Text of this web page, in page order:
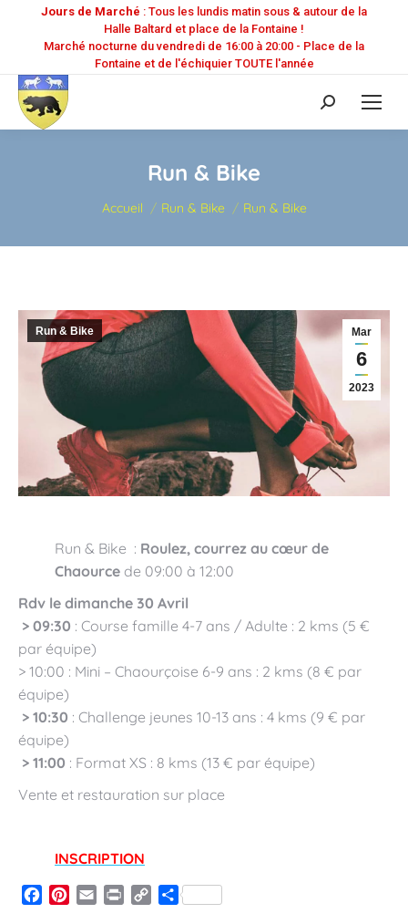
Jours de Marché : Tous les lundis matin sous & autour de la
Halle Baltard et place de la Fontaine !
Marché nocturne du vendredi de 16:00 à 20:00 - Place de la
Fontaine et de l'échiquier TOUTE l'année
Recherche
:
Run & Bike
Vous êtes ici :
Accueil Run & Bike Run & Bike
Mar
6
2023
Run & Bike
Run & Bike : Roulez, courrez au cœur de
Chaource de 09:00 à 12:00
Rdv le dimanche 30 Avril
> 09:30 : Course famille 4-7 ans / Adulte : 2 kms (5 €
par équipe)
> 10:00 : Mini – Chaourçoise 6-9 ans : 2 kms (8 € par
équipe)
> 10:30 : Challenge jeunes 10-13 ans : 4 kms (9 € par
équipe)
> 11:00 : Format XS : 8 kms (13 € par équipe)
Vente et restauration sur place
INSCRIPTION
Facebook
Pinterest
Email Print
CopyPartager